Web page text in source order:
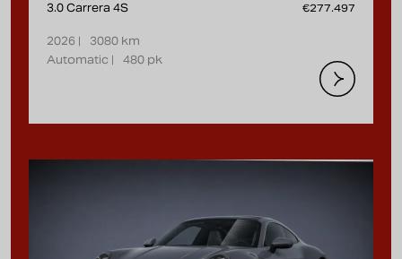
3.0 Carrera 4S €277.497
2026 |
3080 km
Automatic |
480 pk